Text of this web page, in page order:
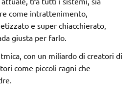
come intrattenimento,
e super chiacchierato,
giusta per farlo.
con un miliardo di creatori di
come piccoli ragni che